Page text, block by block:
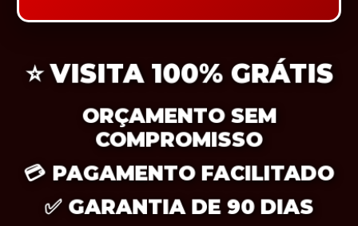
⭐ VISITA 100% GRÁTIS
ORÇAMENTO SEM
COMPROMISSO
💳 PAGAMENTO FACILITADO
✅ GARANTIA DE 90 DIAS